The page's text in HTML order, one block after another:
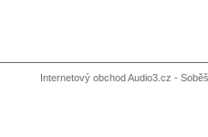
Internetový obchod Audio3.cz -